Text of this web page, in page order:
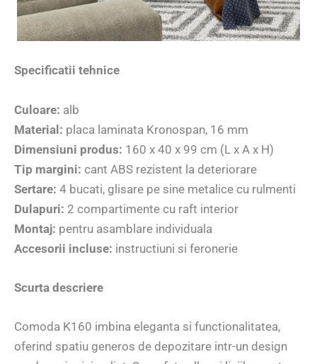
Specificatii tehnice
Culoare: alb
Material: placa laminata Kronospan, 16 mm
Dimensiuni produs: 160 x 40 x 99 cm (L x A x H)
Tip margini: cant ABS rezistent la deteriorare
Sertare: 4 bucati, glisare pe sine metalice cu rulmenti
Dulapuri: 2 compartimente cu raft interior
Montaj: pentru asamblare individuala
Accesorii incluse: instructiuni si feronerie
Scurta descriere
Comoda K160 imbina eleganta si functionalitatea,
oferind spatiu generos de depozitare intr-un design